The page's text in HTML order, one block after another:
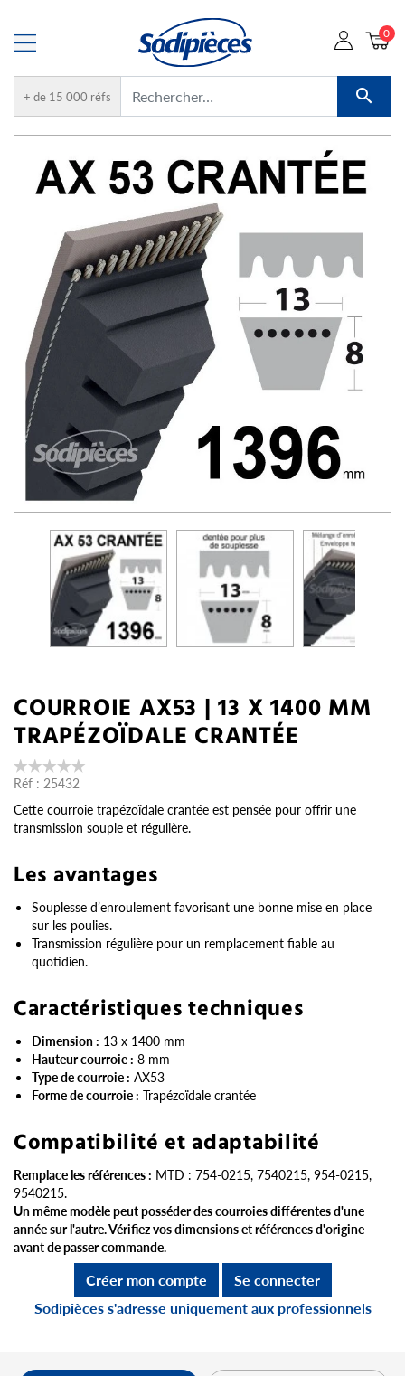
+ de 15 000 réfs 
0
COURROIE AX53 | 13 X 1400 MM
TRAPÉZOÏDALE CRANTÉE
Réf : 25432
Cette courroie trapézoïdale crantée est pensée pour offrir une
transmission souple et régulière.
Les avantages
Souplesse d’enroulement favorisant une bonne mise en place
sur les poulies.
Transmission régulière pour un remplacement fiable au
quotidien.
Caractéristiques techniques
Dimension : 13 x 1400 mm
Hauteur courroie : 8 mm
Type de courroie : AX53
Forme de courroie : Trapézoïdale crantée
Compatibilité et adaptabilité
Remplace les références : MTD : 754-0215, 7540215, 954-0215,
9540215.
Un même modèle peut posséder des courroies différentes d'une
année sur l'autre. Vérifiez vos dimensions et références d'origine
avant de passer commande.
Créer mon compte
Se connecter
Sodipièces s'adresse uniquement aux professionnels